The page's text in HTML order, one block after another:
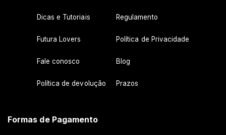
Dicas e Tutoriais Regulamento
Futura Lovers Política de Privacidade
Fale conosco Blog
Política de devolução Prazos
Formas de Pagamento